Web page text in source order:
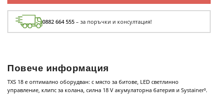
0882 664 555 – за поръчки и консултация!
Повече информация
TXS 18 е оптимално оборудван: с място за битове, LED светлинно
управление, клипс за колана, силна 18 V акумулаторна батерия и Systainer³.